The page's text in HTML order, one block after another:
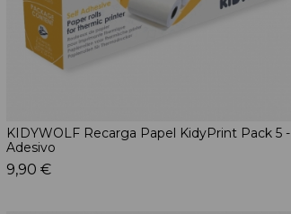
KIDYWOLF Recarga Papel KidyPrint Pack 5 -
Adesivo
9,90 €